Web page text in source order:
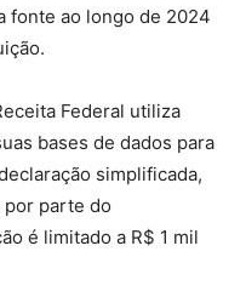
fonte ao longo de 2024
Federal utiliza
bases de dados para
simplificada,
por parte do
é limitado a R$ 1 mil